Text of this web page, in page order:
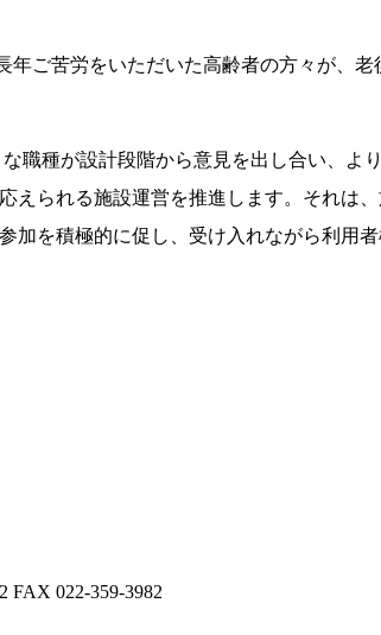
ご苦労をいただいた高齢者の方々が、
職種が設計段階から意見を出し合い、
られる施設運営を推進します。それは
加を積極的に促し、受け入れながら利用
022-359-3982